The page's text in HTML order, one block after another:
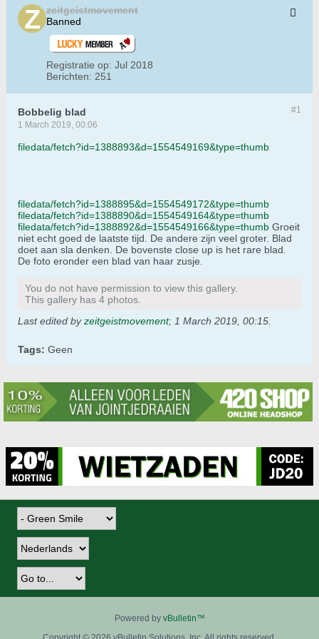
zeitgeistmovement
Banned
Registratie op: Jul 2018
Berichten: 251
#1
Bobbelig blad
1 March 2019, 00:06
filedata/fetch?id=1388893&d=1554549169&type=thumb
filedata/fetch?id=1388895&d=1554549172&type=thumb
filedata/fetch?id=1388890&d=1554549164&type=thumb
filedata/fetch?id=1388892&d=1554549166&type=thumb Groeit
niet echt goed de laatste tijd. De andere zijn veel groter. Blad
doet aan sla denken. De bovenste close up is het rare blad.
De foto eronder een blad van haar zusje.
You do not have permission to view this gallery.
This gallery has 4 photos.
Last edited byzeitgeistmovement; 1 March 2019, 00:15
Tags: Geen
Powered by vBulletin™